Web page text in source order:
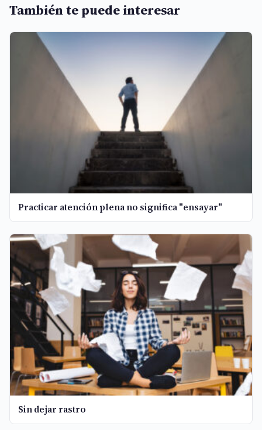
También te puede interesar
Practicar atención plena no significa "ensayar"
Sin dejar rastro